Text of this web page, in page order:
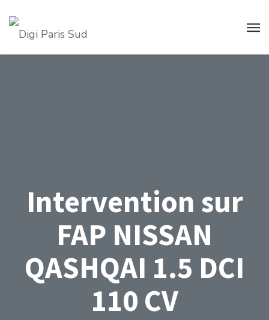
Intervention sur
FAP NISSAN
QASHQAI 1.5 DCI
110 CV